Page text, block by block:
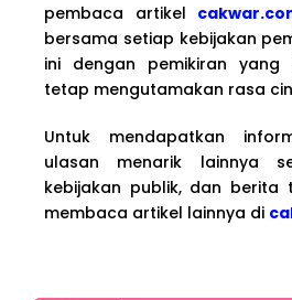
pembaca artikel
bersama setiap kebijakan
ini dengan pemikiran yang
tetap mengutamakan rasa
Untuk mendapatkan
ulasan menarik lainnya
kebijakan publik, dan berita
membaca artikel lainnya di